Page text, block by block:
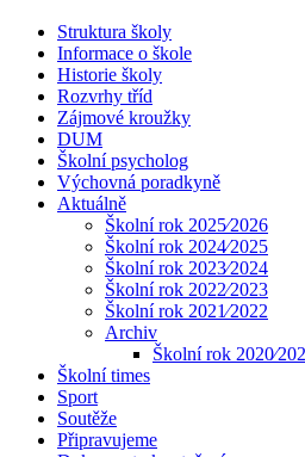
Struktura školy
Informace o škole
Historie školy
Rozvrhy tříd
Zájmové kroužky
DUM
Školní psycholog
Výchovná poradkyně
Aktuálně
Školní rok 2025⁄2026
Školní rok 2024⁄2025
Školní rok 2023⁄2024
Školní rok 2022⁄2023
Školní rok 2021⁄2022
Archiv
Školní rok
Školní times
Sport
Soutěže
Připravujeme